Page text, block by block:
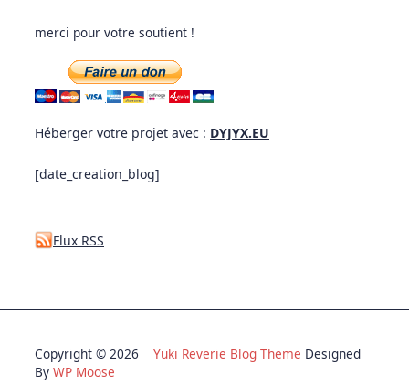
merci pour votre soutient !
Héberger votre projet avec : DYJYX.EU
[date_creation_blog]
Flux RSS
Copyright © 2026 Yuki Reverie Blog Theme Designed
By WP Moose